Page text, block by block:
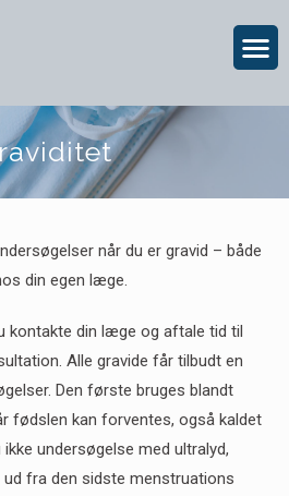
når du er gravid – både
din egen læge.
kontakte din læge og aftale tid til
Alle gravide får tilbudt en
Den første bruges blandt
fødslen kan forventes, også kaldet
undersøgelse med ultralyd,
fra den sidste menstruations